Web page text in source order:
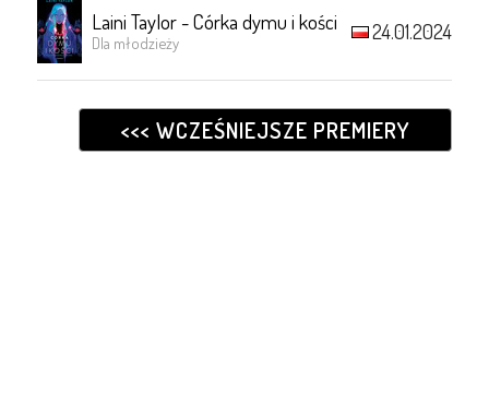
Laini Taylor - Córka dymu i kości
Dla młodzieży 24.01.2024
<<< WCZEŚNIEJSZE PREMIERY